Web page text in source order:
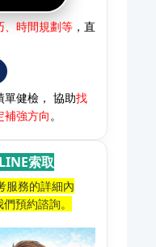
、時間規劃等，直
單健檢， 協助找
補強方向。
索取
服務的詳細內
預約諮詢。